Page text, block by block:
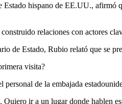
Estado hispano de EE.UU., afirmó
relaciones con actores
de Estado, Rubio relató que se
visita?
personal de la embajada
ir a un lugar donde hablen